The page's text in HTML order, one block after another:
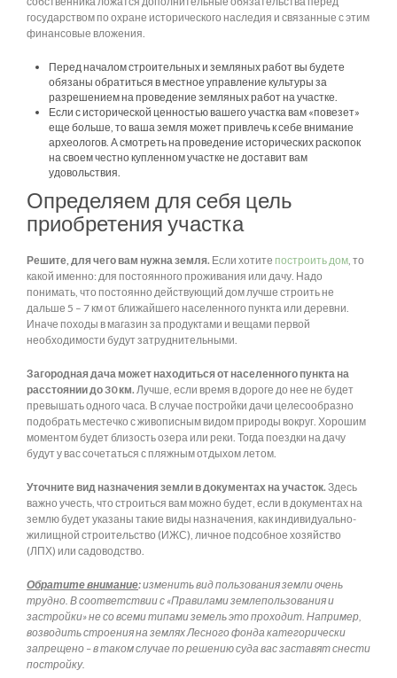
государством по охране исторического наследия и связанные с этим
финансовые вложения.
Перед началом строительных и земляных работ вы будете
обязаны обратиться в местное управление культуры за
разрешением на проведение земляных работ на участке.
Если с исторической ценностью вашего участка вам «повезет»
еще больше, то ваша земля может привлечь к себе внимание
археологов. А смотреть на проведение исторических раскопок
на своем честно купленном участке не доставит вам
удовольствия.
Определяем для себя цель
приобретения участка
Решите, для чего вам нужна земля. Если хотите построить дом , то
какой именно: для постоянного проживания или дачу. Надо
понимать, что постоянно действующий дом лучше строить не
дальше 5 – 7 км от ближайшего населенного пункта или деревни.
Иначе походы в магазин за продуктами и вещами первой
необходимости будут затруднительными.
Загородная дача может находиться от населенного пункта на
расстоянии до 30 км. Лучше, если время в дороге до нее не будет
превышать одного часа. В случае постройки дачи целесообразно
подобрать местечко с живописным видом природы вокруг. Хорошим
моментом будет близость озера или реки. Тогда поездки на дачу
будут у вас сочетаться с пляжным отдыхом летом.
Уточните вид назначения земли в документах на участок. Здесь
важно учесть, что строиться вам можно будет, если в документах на
землю будет указаны такие виды назначения, как индивидуально-
жилищной строительство (ИЖС), личное подсобное хозяйство
(ЛПХ) или садоводство.
Обратите внимание:изменить вид пользования земли очень
трудно. В соответствии с «Правилами землепользования и
застройки» не со всеми типами земель это проходит. Например,
возводить строения на землях Лесного фонда категорически
запрещено – в таком случае по решению суда вас заставят снести
постройку.